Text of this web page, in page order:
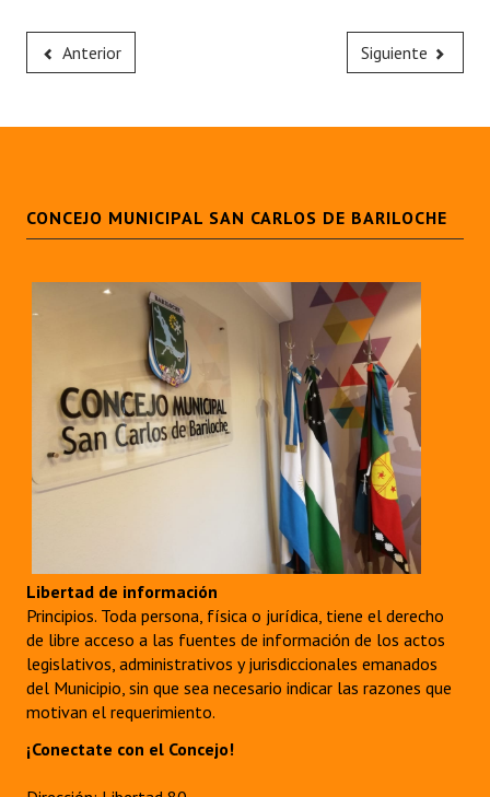
Anterior Siguiente
CONCEJO MUNICIPAL SAN CARLOS DE BARILOCHE
Libertad de información
Principios. Toda persona, física o jurídica, tiene el derecho
de libre acceso a las fuentes de información de los actos
legislativos, administrativos y jurisdiccionales emanados
del Municipio, sin que sea necesario indicar las razones que
motivan el requerimiento.
¡Conectate con el Concejo!